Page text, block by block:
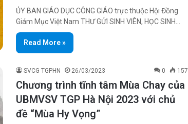
ỦY BAN GIÁO DỤC CÔNG GIÁO trực thuộc Hội Đồng
Giám Mục Việt Nam THƯ GỬI SINH VIÊN, HỌC SINH…
Read More »
SVCG TGPHN 26/03/2023 0 157
Chương trình tĩnh tâm Mùa Chay của
UBMVSV TGP Hà Nội 2023 với chủ
đề “Mùa Hy Vọng”